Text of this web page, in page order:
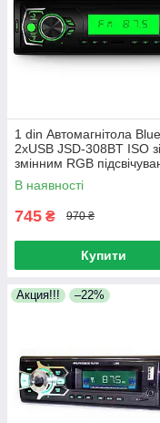
1 din Автомагнітола
2xUSB JSD-308BT ISO зі
змінним RGB
і пультом
В наявності
745 ₴ 970 ₴
Купити
Акция!!! –22%